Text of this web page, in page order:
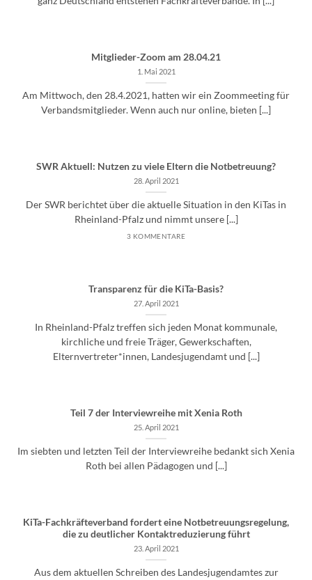
Mitglieder-Zoom am 28.04.21
1. Mai 2021
Am Mittwoch, den 28.4.2021, hatten wir ein Zoommeeting für
Verbandsmitglieder. Wenn auch nur online, bieten [...]
SWR Aktuell: Nutzen zu viele Eltern die Notbetreuung?
28. April 2021
Der SWR berichtet über die aktuelle Situation in den KiTas in
Rheinland-Pfalz und nimmt unsere [...]
3 KOMMENTARE
Transparenz für die KiTa-Basis?
27. April 2021
In Rheinland-Pfalz treffen sich jeden Monat kommunale,
kirchliche und freie Träger, Gewerkschaften,
Elternvertreter*innen, Landesjugendamt und [...]
Teil 7 der Interviewreihe mit Xenia Roth
25. April 2021
Im siebten und letzten Teil der Interviewreihe bedankt sich Xenia
Roth bei allen Pädagogen und [...]
KiTa-Fachkräfteverband fordert eine Notbetreuungsregelung,
die zu deutlicher Kontaktreduzierung führt
23. April 2021
Aus dem aktuellen Schreiben des Landesjugendamtes zur